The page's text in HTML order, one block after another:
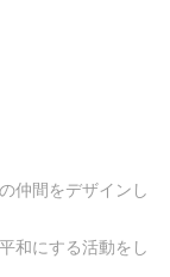
仲間をデザインし
和にする活動をし